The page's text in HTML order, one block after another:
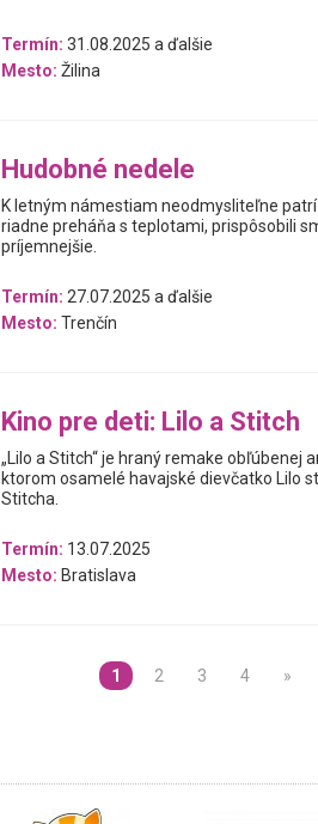
Termín: 31.08.2025 a ďalšie
Mesto: Žilina
Hudobné nedele
K letným námestiam neodmysliteľne
riadne preháňa s teplotami, prispôsobili
príjemnejšie.
Termín: 27.07.2025 a ďalšie
Mesto: Trenčín
Kino pre deti: Lilo a Stitch
„Lilo a Stitch“ je hraný remake obľúbenej
ktorom osamelé havajské dievčatko Lilo
Stitcha.
Termín: 13.07.2025
Mesto: Bratislava
1 2 3 4 »